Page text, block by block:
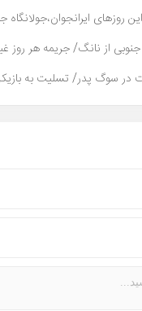
روزهای
از نانگ/ جریمه هر روز غیبت؛
در سوگ پدر/ تسلیت به